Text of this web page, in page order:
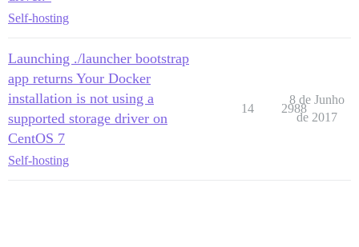
Self-hosting
Launching ./launcher bootstrap
app returns Your Docker
installation is not using a
supported storage driver on
CentOS 7
Self-hosting
14 2988
8 de Junho
de 2017